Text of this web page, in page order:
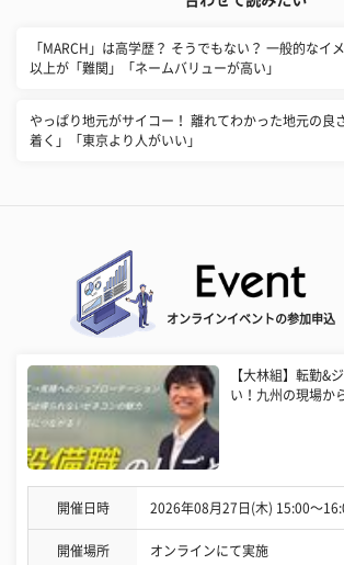
「MARCH」は高学歴？ そうでもない？ 一般的な
以上が「難関」「ネームバリューが高い」
やっぱり地元がサイコー！ 離れてわかった地元の良
着く」「東京より人がいい」
オンラインイベントの参加申込
【大林組】転勤&
い！九州の現場か
開催日時 2026年08月27日(木) 15:00〜
開催場所 オンラインにて実施